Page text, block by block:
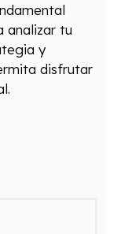
analizar tu
y
disfrutar